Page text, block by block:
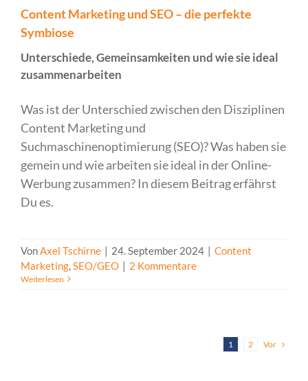
Content Marketing und SEO – die perfekte
Symbiose
Unterschiede, Gemeinsamkeiten und wie sie ideal
zusammenarbeiten
Was ist der Unterschied zwischen den Disziplinen
Content Marketing und
Suchmaschinenoptimierung (SEO)? Was haben sie
gemein und wie arbeiten sie ideal in der Online-
Werbung zusammen? In diesem Beitrag erfährst
Du es.
VonAxel Tschirne | 24. September 2024 | Content
Marketing,SEO/GEO | 2 Kommentare
Weiterlesen
1 2 Vor